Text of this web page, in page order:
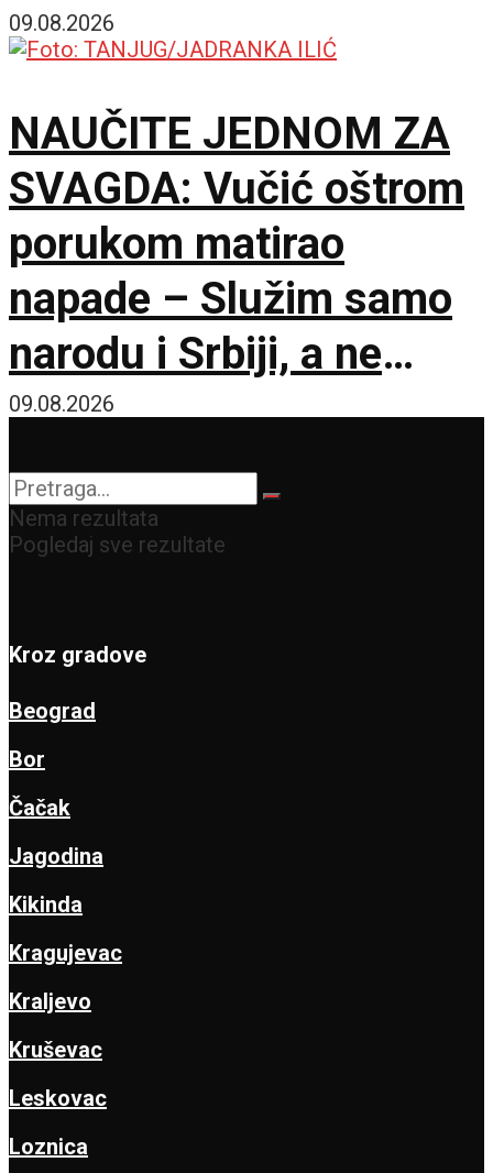
istinu
09.08.2026
NAUČITE JEDNOM ZA
SVAGDA: Vučić oštrom
porukom matirao
napade – Služim samo
narodu i Srbiji, a ne
stranim silama
09.08.2026
Nema rezultata
Pogledaj sve rezultate
Kroz gradove
Beograd
Bor
Čačak
Jagodina
Kikinda
Kragujevac
Kraljevo
Kruševac
Leskovac
Loznica